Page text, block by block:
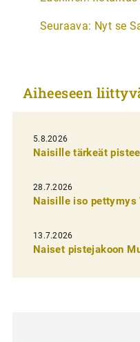
t
k
e
l
i
e
n
e
Seuraava: Nyt se
Aiheeseen
5.8.2026
Naisille tärkeät
28.7.2026
Naisille iso pettymys
13.7.2026
Naiset pistejakoon